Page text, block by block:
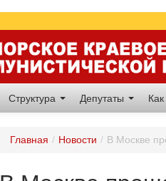
Структура Депутаты
Главная / Новости / В Москве